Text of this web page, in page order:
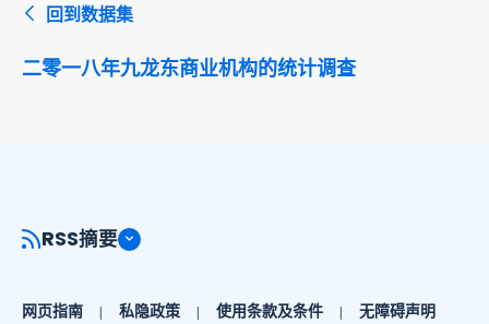
回到数据集
二零一八年九龙东商业机构的统计调查
RSS摘要
网页指南 私隐政策 使用条款及条件 无障碍声明